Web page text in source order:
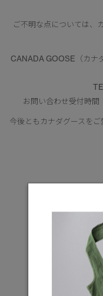
ご不明な点については、
CANADA GOOSE（カナ
お問い合わせ受付時間
今後ともカナダグースを